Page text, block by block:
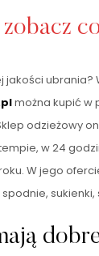
jakości ubrania?
można kupić w
odzieżowy
w 24
W jego